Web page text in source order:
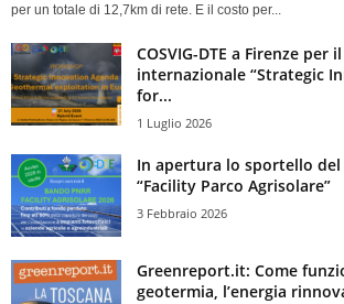
per un totale di 12,7km di rete. E il costo per...
COSVIG-DTE a Firenze per
internazionale “Strategic
for...
1 Luglio 2026
In apertura lo sportello del
“Facility Parco Agrisolare”
3 Febbraio 2026
Greenreport.it: Come
geotermia, l’energia